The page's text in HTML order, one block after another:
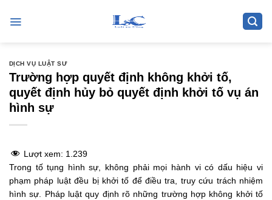
DỊCH VỤ LUẬT SƯ
Trường hợp quyết định không khởi tố,
quyết định hủy bỏ quyết định khởi tố vụ án
hình sự
Lượt xem: 1.239
Trong tố tụng hình sự, không phải mọi hành vi có dấu hiệu vi
phạm pháp luật đều bị khởi tố để điều tra, truy cứu trách nhiệm
hình sự. Pháp luật quy định rõ những trường hợp không khởi tố